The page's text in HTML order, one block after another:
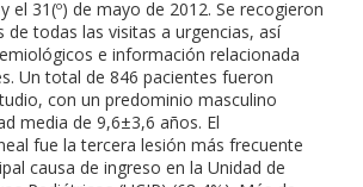
el 31(º) de mayo de 2012. Se recogieron
de todas las visitas a urgencias, así
e información relacionada
Un total de 846 pacientes fueron
con un predominio masculino
media de 9,6±3,6 años. El
fue la tercera lesión más frecuente
causa de ingreso en la Unidad de